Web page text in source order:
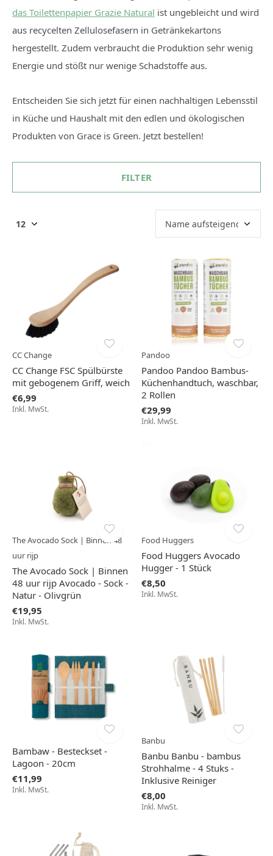
das Toilettenpapier Grazie Natural ist ungebleicht und wird
aus recycelten Zellulosefasern in Getränkekartons
hergestellt. Zudem verbraucht die Produktion sehr wenig
Energie und stößt nur wenige Schadstoffe aus.
Entscheiden Sie sich jetzt für einen nachhaltigen Lebensstil
in Küche und Haushalt mit den edlen und ökologischen
Produkten von Grace is Green. Jetzt bestellen!
FILTER
CC Change
CC Change FSC Spülbürste
mit gebogenem Griff, weich
€6,99
Inkl. MwSt.
Pandoo
Pandoo Pandoo Bambus-
Küchenhandtuch, waschbar,
2 Rollen
€29,99
Inkl. MwSt.
The Avocado Sock | Binnen 48
uur rijp
The Avocado Sock | Binnen
48 uur rijp Avocado - Sock -
Natur - Olivgrün
€19,95
Inkl. MwSt.
Food Huggers
Food Huggers Avocado
Hugger - 1 Stück
€8,50
Inkl. MwSt.
Bambaw - Besteckset -
Lagoon - 20cm
€11,99
Inkl. MwSt.
Banbu
Banbu Banbu - bambus
Strohhalme - 4 Stuks -
Inklusive Reiniger
€8,00
Inkl. MwSt.